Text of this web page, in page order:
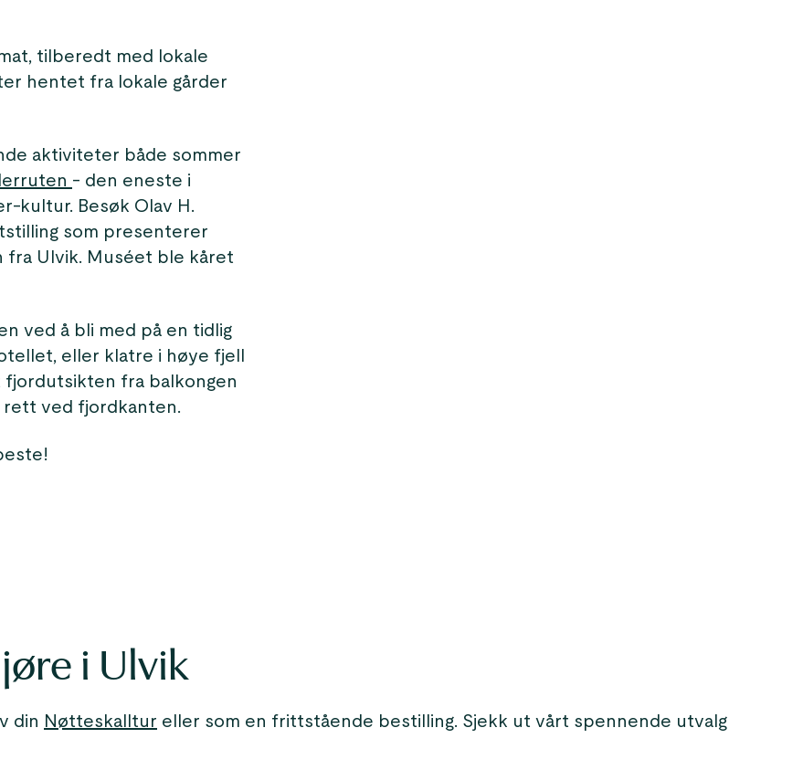
tilberedt med lokale
hentet fra lokale gårder
aktiviteter både sommer
- den eneste i
kultur. Besøk Olav H.
som presenterer
fra Ulvik. Muséet ble kåret
ved å bli med på en tidlig
eller klatre i høye fjell
fra balkongen
rett ved fjordkanten.
i Ulvik
din Nøtteskalltur eller som en frittstående bestilling. Sjekk ut vårt spennende utvalg